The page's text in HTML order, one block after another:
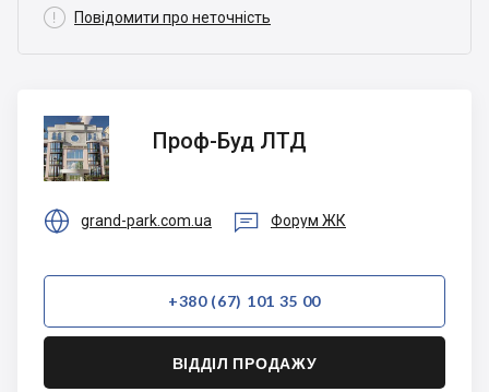
 Повідомити про неточність
Проф-
Буд
ЛТД
Проф-Буд ЛТД
 grand-park.com.ua  Форум ЖК
+380 (67) 101 35 00
ВІДДІЛ ПРОДАЖУ